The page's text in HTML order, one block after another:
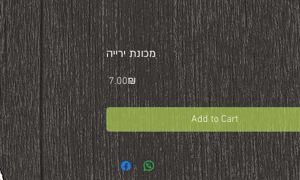
מכונת ירייה
‏7.00 ‏₪Price
Add to Cart